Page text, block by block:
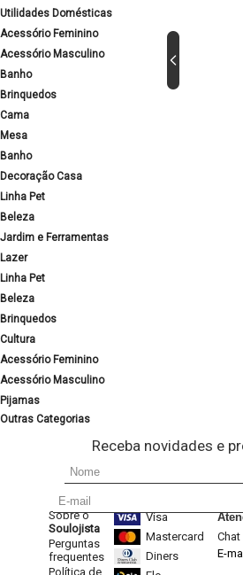
Utilidades Domésticas
Acessório Feminino
Acessório Masculino
Banho
Brinquedos
Cama
Mesa
Banho
Decoração Casa
Linha Pet
Beleza
Jardim e Ferramentas
Lazer
Linha Pet
Beleza
Brinquedos
Cultura
Acessório Feminino
Acessório Masculino
Pijamas
Outras Categorias
Receba novidades e
Sobre o
Soulojista
Perguntas
frequentes
Política de
Visa
Mastercard
Diners
Chat
E-